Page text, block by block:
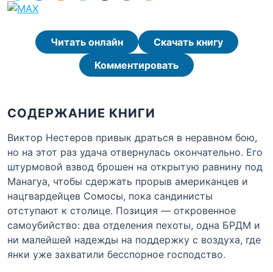
Читать онлайн
Скачать книгу
Комментировать
СОДЕРЖАНИЕ КНИГИ
Виктор Нестеров привык драться в неравном бою,
но на этот раз удача отвернулась окончательно. Его
штурмовой взвод брошен на открытую равнину под
Манагуа, чтобы сдержать прорыв американцев и
нацгвардейцев Сомосы, пока сандинисты
отступают к столице. Позиция — откровенное
самоубийство: два отделения пехоты, одна БРДМ и
ни малейшей надежды на поддержку с воздуха, где
янки уже захватили бесспорное господство.